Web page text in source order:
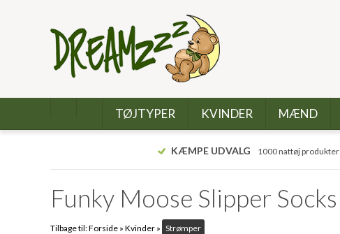
TØJTYPER KVINDER MÆND
KÆMPE UDVALG 1000 nattøj produkter
Funky Moose Slipper Socks
Tilbage til:Forside » Kvinder » Strømper